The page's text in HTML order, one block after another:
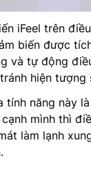
iFeel trên
biến được
và tự động
hiện
tính năng này
mình thì
làm lạnh